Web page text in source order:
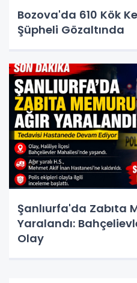
Bozova'da 610 Kök
Şüpheli Gözaltında
Şanlıurfa'da Zabıta
Yaralandı:
Olay